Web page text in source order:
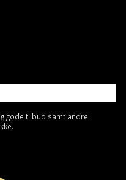
gode tilbud samt andre